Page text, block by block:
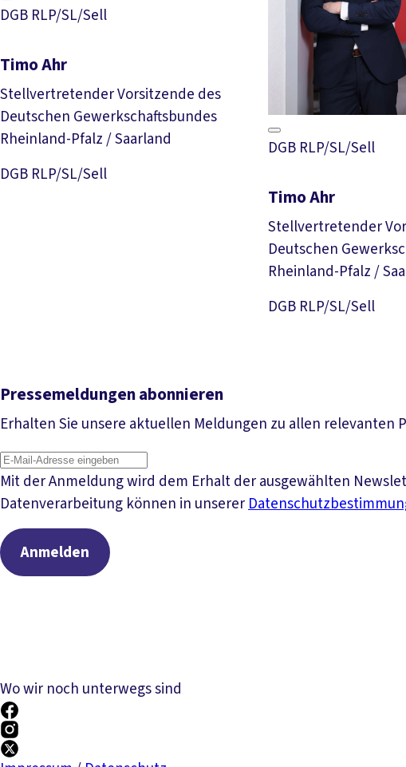
DGB RLP/SL/Sell
Timo Ahr
Stellvertretender Vorsitzende des
Deutschen Gewerkschaftsbundes
Rheinland-Pfalz / Saarland
DGB RLP/SL/SellDownload Foto
DGB RLP/SL/Sell
Timo Ahr
Stellvertretender
Deutschen
Rheinland-Pfalz /
DGB RLP/SL/Sell
Pressemeldungen abonnieren
Erhalten Sie unsere aktuellen Meldungen zu allen relevanten
Mit der Anmeldung wird dem Erhalt der ausgewählten
Datenverarbeitung können in unserer
Anmelden
Wo wir noch unterwegs sind